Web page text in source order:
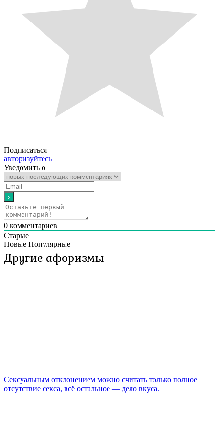
Подписаться
авторизуйтесь
Уведомить о
0 комментариев
Старые
Новые Популярные
Другие афоризмы
Сексуальным отклонением можно считать только полное
отсутствие секса, всё остальное — дело вкуса.